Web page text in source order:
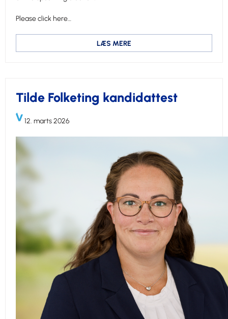
Please click here…
LÆS MERE
Tilde Folketing kandidattest
12. marts 2026